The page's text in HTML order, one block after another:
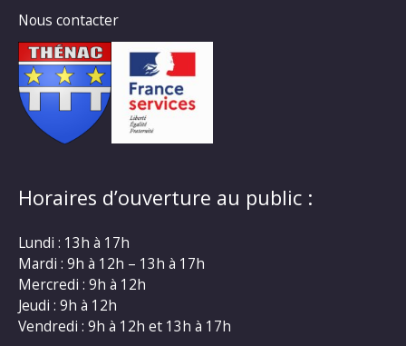
Nous contacter
Horaires d’ouverture au public :
Lundi : 13h à 17h
Mardi : 9h à 12h – 13h à 17h
Mercredi : 9h à 12h
Jeudi : 9h à 12h
Vendredi : 9h à 12h et 13h à 17h